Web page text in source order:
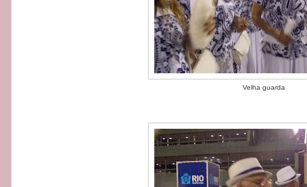
Velha guarda